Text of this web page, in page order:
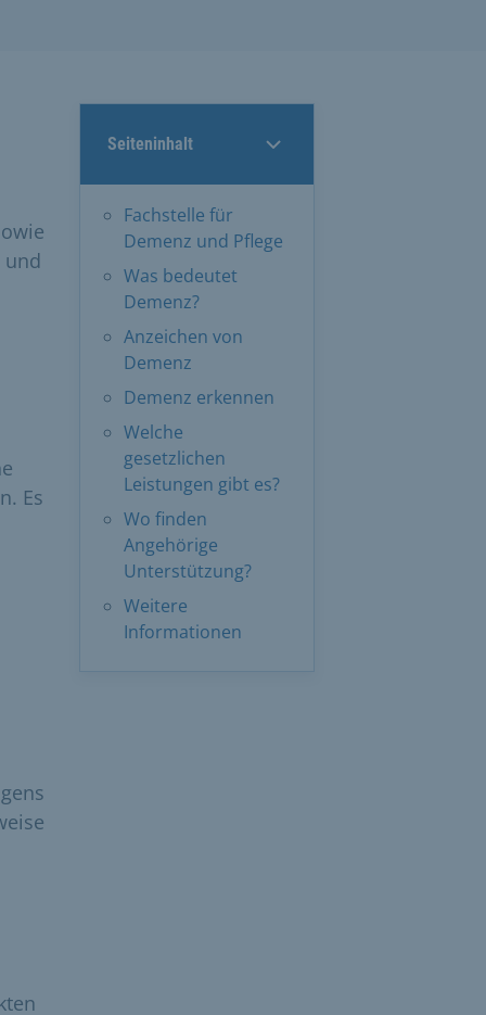
Seiteninhalt
Fachstelle für
Demenz und Pflege
Was bedeutet
Demenz?
Anzeichen von
Demenz
Demenz erkennen
Welche
gesetzlichen
Leistungen gibt es?
Wo finden
Angehörige
Unterstützung?
Weitere
Informationen
und
Es